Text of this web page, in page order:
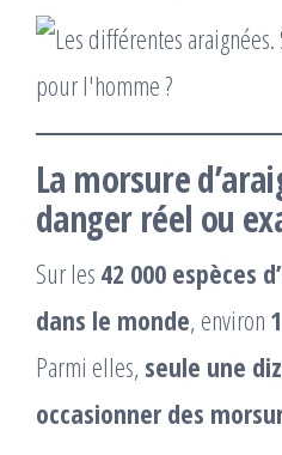
La morsure
danger réel ou
Sur les 42 000 espèces
dans le monde, environ
Parmi elles, seule une
occasionner des